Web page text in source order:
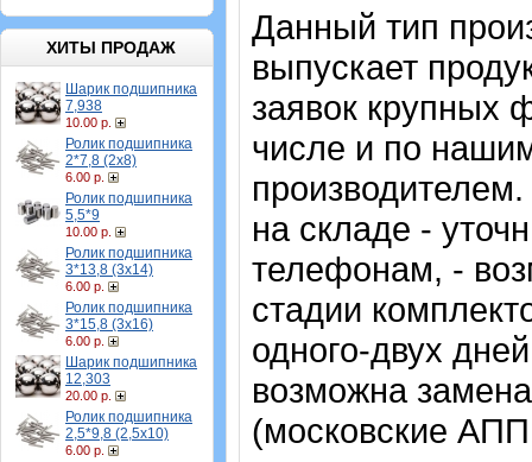
ХИТЫ ПРОДАЖ
Шарик подшипника
7,938
10.00 р.
Ролик подшипника
2*7,8 (2х8)
6.00 р.
Ролик подшипника
5,5*9
10.00 р.
Ролик подшипника
3*13,8 (3х14)
6.00 р.
Ролик подшипника
3*15,8 (3х16)
6.00 р.
Шарик подшипника
12,303
20.00 р.
Ролик подшипника
2,5*9,8 (2,5х10)
6.00 р.
Данный тип
выпускает
заявок крупных
числе и по
на складе -
телефонам, -
стадии
одного-двух
возможна
(московские